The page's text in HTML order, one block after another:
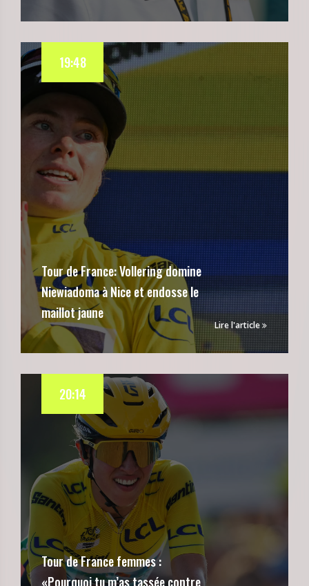
Tour de France: Vollering domine
Niewiadoma à Nice et endosse le
maillot jaune
19:48
Lire l'article
Tour de France femmes :
«Pourquoi tu m’as tassée contre
20:14